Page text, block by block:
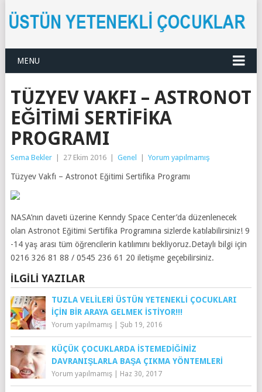
MENU
TÜZYEV VAKFI – ASTRONOT
EĞITIMI SERTIFIKA
PROGRAMI
Sema Bekler 27 Ekim 2016 Genel Yorum yapılmamış
Tüzyev Vakfı – Astronot Eğitimi Sertifika Programı
NASA’nın daveti üzerine Kenndy Space Center’da düzenlenecek
olan Astronot Eğitimi Sertifika Programına sizlerde katılabilirsiniz! 9
-14 yaş arası tüm öğrencilerin katılımını bekliyoruz.Detaylı bilgi için
0216 326 81 88 / 0545 236 61 20 iletişme geçebilirsiniz.
İLGILI YAZILAR
TUZLA VELILERI ÜSTÜN YETENEKLI ÇOCUKLARI
IÇIN BIR ARAYA GELMEK İSTIYOR!!!
Yorum yapılmamış| Şub 19, 2016
KÜÇÜK ÇOCUKLARDA İSTEMEDIĞINIZ
DAVRANIŞLARLA BAŞA ÇIKMA YÖNTEMLERI
Yorum yapılmamış| Haz 30, 2017